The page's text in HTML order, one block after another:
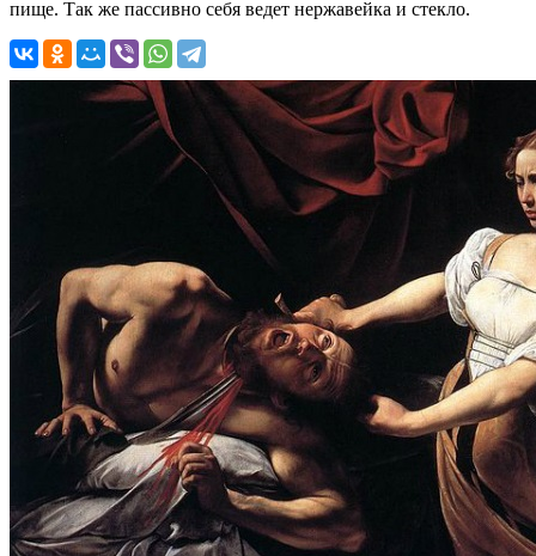
пище. Так же пассивно себя ведет нержавейка и стекло.